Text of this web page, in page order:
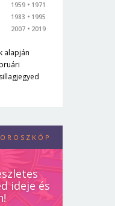
1959
1971
1983
1995
2007
2019
alapján
ideje és